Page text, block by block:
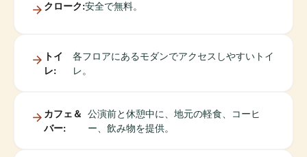
クローク:安全で無料。
トイ
レ:
各フロアにあるモダンでアクセスしやすいトイ
レ。
カフェ＆
バー:
公演前と休憩中に、地元の軽食、コーヒ
ー、飲み物を提供。